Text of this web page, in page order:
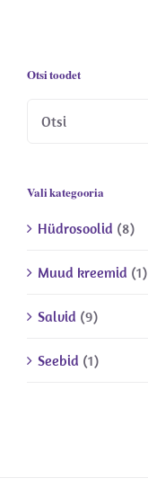
Otsi toodet
Vali kategooria
Hüdrosoolid (8)
Muud kreemid (1)
Salvid (9)
Seebid (1)